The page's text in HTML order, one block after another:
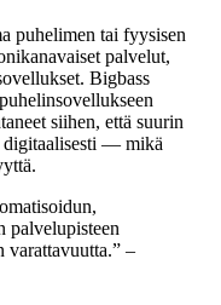
puhelimen tai fyysisen
palvelut,
Bigbass
siihen, että suurin
digitaalisesti — mikä
palvelupisteen
varattavuutta.” –